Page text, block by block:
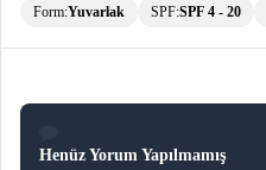
keyboard_arrow_down
Form:Yuvarlak SPF:SPF 4 - 20
Henüz Yorum Yapılmamış